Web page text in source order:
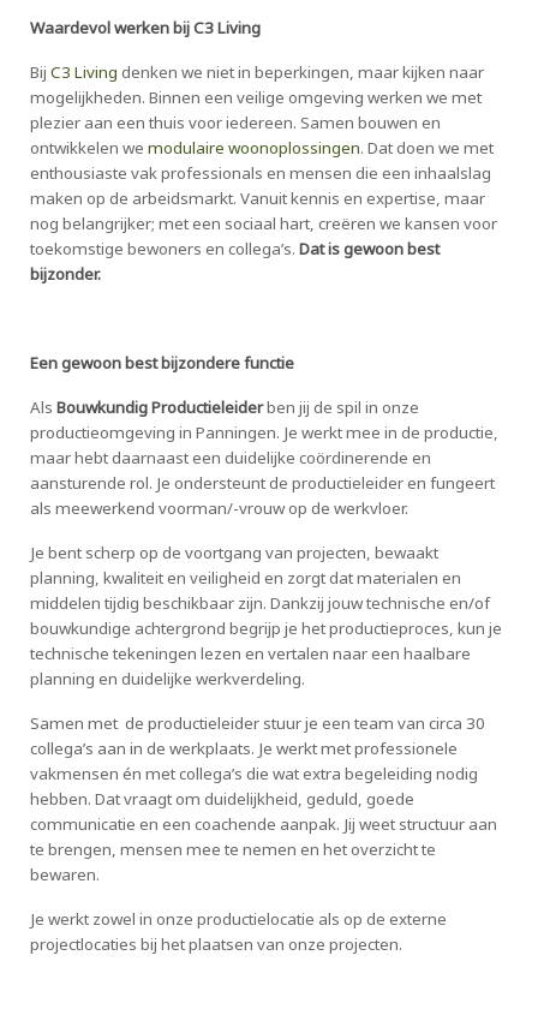
Waardevol werken bij C3 Living
Bij C3 Living denken we niet in beperkingen, maar kijken naar
mogelijkheden. Binnen een veilige omgeving werken we met
plezier aan een thuis voor iedereen. Samen bouwen en
ontwikkelen we modulaire woonoplossingen. Dat doen we met
enthousiaste vak professionals en mensen die een inhaalslag
maken op de arbeidsmarkt. Vanuit kennis en expertise, maar
nog belangrijker; met een sociaal hart, creëren we kansen voor
toekomstige bewoners en collega’s. Dat isgewoon best
bijzonder.
Een gewoon best bijzondere functie
Als Bouwkundig Productieleiderben jij de spil in onze
productieomgeving in Panningen. Je werkt mee in de productie,
maar hebt daarnaast een duidelijke coördinerende en
aansturende rol. Je ondersteunt de productieleider en fungeert
als meewerkend voorman/-vrouw op de werkvloer.
Je bent scherp op de voortgang van projecten, bewaakt
planning, kwaliteit en veiligheid en zorgt dat materialen en
middelen tijdig beschikbaar zijn. Dankzij jouw technische en/of
bouwkundige achtergrond begrijp je het productieproces, kun je
technische tekeningen lezen en vertalen naar een haalbare
planning en duidelijke werkverdeling.
Samen met de productieleider stuur je een team van circa 30
collega’s aan in de werkplaats. Je werkt met professionele
vakmensen én met collega’s die wat extra begeleiding nodig
hebben. Dat vraagt om duidelijkheid, geduld, goede
communicatie en een coachende aanpak. Jij weet structuur aan
te brengen, mensen mee te nemen en het overzicht te
bewaren.
Je werkt zowel in onze productielocatie als op de externe
projectlocaties bij het plaatsen van onze projecten.